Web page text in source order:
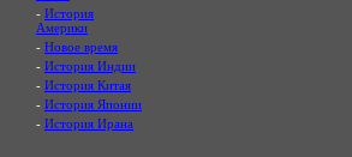
- История
Америки
- Новое время
- История Индии
- История Китая
- История Японии
- История Ирана